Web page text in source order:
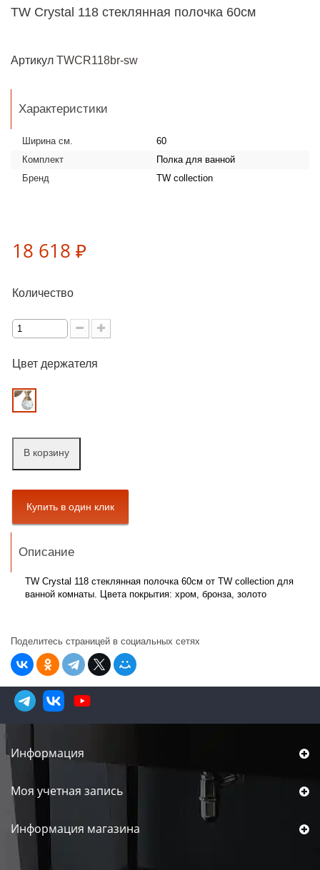
TW Crystal 118 стеклянная полочка 60см
Артикул TWCR118br-sw
Характеристики
Ширина см.
60
Комплект
Полка для ванной
Бренд
TW collection
18 618 ₽
Количество
Цвет держателя
В корзину
Описание
TW Crystal 118 стеклянная полочка 60см от TW collection для
ванной комнаты. Цвета покрытия: хром, бронза, золото
Поделитесь страницей в социальных сетях
Информация
Моя учетная запись
Информация магазина